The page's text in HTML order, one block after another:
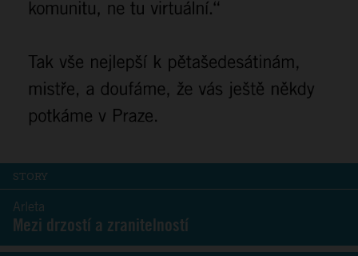
STORY
Arleta
Mezi drzostí a zranitelností